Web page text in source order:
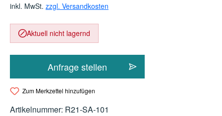
inkl. MwSt. zzgl. Versandkosten
Aktuell nicht lagernd
Anfrage stellen
Zum Merkzettel hinzufügen
Artikelnummer: R21-SA-101